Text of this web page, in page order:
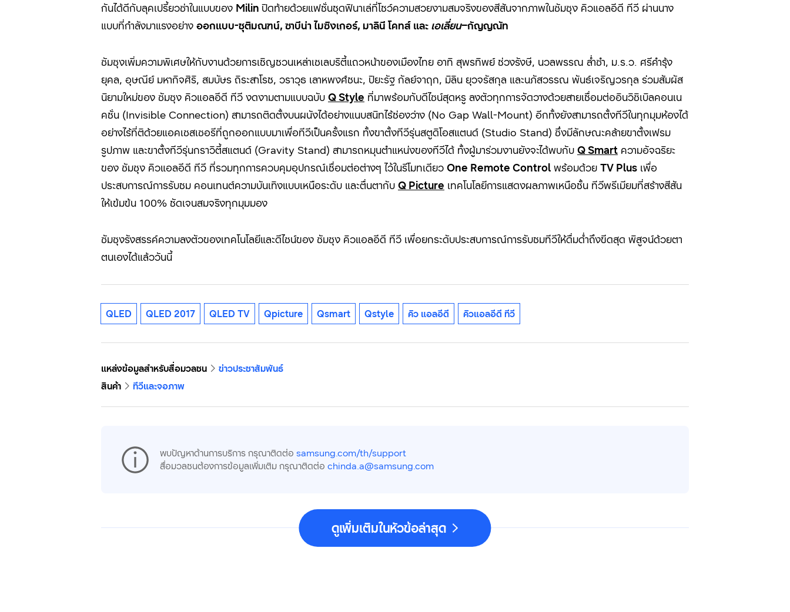
กันได้ดีกับลุคเปรี้ยวซ่าในแบบของ Milin ปิดท้ายด้วยแฟชั่นชุดฟินาเล่ที่โชว์ความสวยงามสมจริงของสีสันจากภาพในซัมซุง คิวแอลอีดี ทีวี ผ่านนาง
แบบที่กำลังมาแรงอย่าง ออกแบบ-ชุติมณฑน์, ซาบีน่า ไมซิงเกอร์, มาลินี โคทส์ และ เอเลี่ยน–กัญญณัท
ซัมซุงเพิ่มความพิเศษให้กับงานด้วยการเชิญชวนเหล่าเซเลบริตี้แถวหน้าของเมืองไทย อาทิ สุพรทิพย์ ช่วงรังษี, นวลพรรณ ล่ำซำ, ม.ร.ว. ศรีคำรุ้ง
ยุคล, อุษณีย์ มหากิจศิริ, สมบัษร ถิระสาโรช, วราวุธ เลาหพงศ์ชนะ, ปิยะรัฐ กัลย์จาฤก, มิลิน ยุวจรัสกุล และนภัสวรรณ พันธ์เจริญวรกุล ร่วมสัมผัส
นิยามใหม่ของ ซัมซุง คิวแอลอีดี ทีวี งดงามตามแบบฉบับ Q Style ที่มาพร้อมกับดีไซน์สุดหรู ลงตัวทุกการจัดวางด้วยสายเชื่อมต่ออินวิซิเบิลคอนเน
คชั่น (Invisible Connection) สามารถติดตั้งบนผนังได้อย่างแนบสนิทไร้ช่องว่าง (No Gap Wall-Mount) อีกทั้งยังสามารถตั้งทีวีในทุกมุมห้องได้
อย่างไร้ที่ติด้วยแอคเซสเซอรีที่ถูกออกแบบมาเพื่อทีวีเป็นครั้งแรก ทั้งขาตั้งทีวีรุ่นสตูดิโอสแตนด์ (Studio Stand) ซึ่งมีลักษณะคล้ายขาตั้งเฟรม
รูปภาพ และขาตั้งทีวีรุ่นกราวิตี้สแตนด์ (Gravity Stand) สามารถหมุนตำแหน่งของทีวีได้ ทั้งผู้มาร่วมงานยังจะได้พบกับ Q Smart ความอัจฉริยะ
ของ ซัมซุง คิวแอลอีดี ทีวี ที่รวมทุกการควบคุมอุปกรณ์เชื่อมต่อต่างๆ ไว้ในรีโมทเดียว One Remote Control พร้อมด้วย TV Plus เพื่อ
ประสบการณ์การรับชม คอนเทนต์ความบันเทิงแบบเหนือระดับ และตื่นตากับ Q Picture เทคโนโลยีการแสดงผลภาพเหนือชั้น ทีวีพรีเมียมที่สร้างสีสัน
ให้เข้มข้น 100% ชัดเจนสมจริงทุกมุมมอง
ซัมซุงรังสรรค์ความลงตัวของเทคโนโลยีและดีไซน์ของ ซัมซุง คิวแอลอีดี ทีวี เพื่อยกระดับประสบการณ์การรับชมทีวีให้ดื่มด่ำถึงขีดสุด พิสูจน์ด้วยตา
ตนเองได้แล้ววันนี้
QLED QLED 2017 QLED TV Qpicture Qsmart Qstyle คิว แอลอีดี คิวแอลอีดี ทีวี
แหล่งข้อมูลสำหรับสื่อมวลชน
ข่าวประชาสัมพันธ์
สินค้า
ทีวีและจอภาพ
พบปัญหาด้านการบริการ กรุณาติดต่อ samsung.com/th/support
สื่อมวลชนต้องการข้อมูลเพิ่มเติม กรุณาติดต่อ chinda.a@samsung.com
ดูเพิ่มเติมในหัวข้อล่าสุด